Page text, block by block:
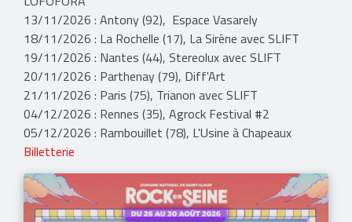
13/11/2026 : Antony (92), Espace Vasarely
18/11/2026 : La Rochelle (17), La Sirène avec SLIFT
19/11/2026 : Nantes (44), Stereolux avec SLIFT
20/11/2026 : Parthenay (79), Diff'Art
21/11/2026 : Paris (75), Trianon avec SLIFT
04/12/2026 : Rennes (35), Agrock Festival #2
05/12/2026 : Rambouillet (78), L'Usine à Chapeaux
Billetterie